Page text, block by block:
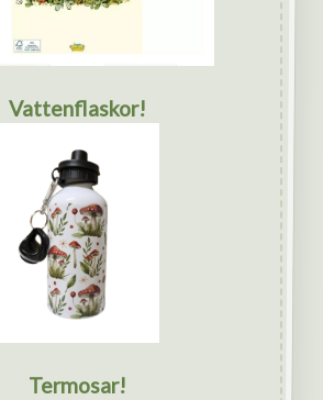
Vattenflaskor!
Termosar!